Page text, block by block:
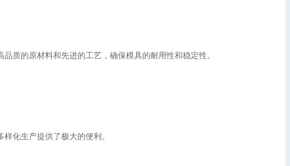
质的原材料和先进的工艺，确保模具的耐用性和稳定性。
化生产提供了极大的便利。